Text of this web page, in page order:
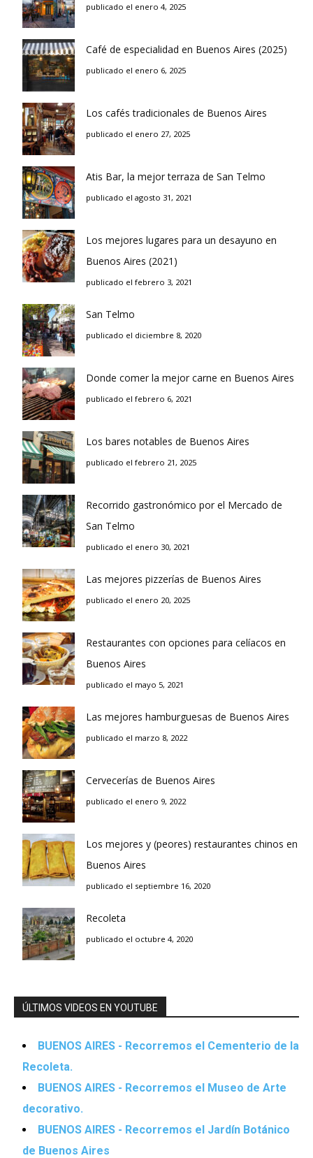
publicado el enero 4, 2025
Café de especialidad en Buenos Aires (2025)
publicado el enero 6, 2025
Los cafés tradicionales de Buenos Aires
publicado el enero 27, 2025
Atis Bar, la mejor terraza de San Telmo
publicado el agosto 31, 2021
Los mejores lugares para un desayuno en
Buenos Aires (2021)
publicado el febrero 3, 2021
San Telmo
publicado el diciembre 8, 2020
Donde comer la mejor carne en Buenos Aires
publicado el febrero 6, 2021
Los bares notables de Buenos Aires
publicado el febrero 21, 2025
Recorrido gastronómico por el Mercado de
San Telmo
publicado el enero 30, 2021
Las mejores pizzerías de Buenos Aires
publicado el enero 20, 2025
Restaurantes con opciones para celíacos en
Buenos Aires
publicado el mayo 5, 2021
Las mejores hamburguesas de Buenos Aires
publicado el marzo 8, 2022
Cervecerías de Buenos Aires
publicado el enero 9, 2022
Los mejores y (peores) restaurantes chinos en
Buenos Aires
publicado el septiembre 16, 2020
Recoleta
publicado el octubre 4, 2020
ÚLTIMOS VIDEOS EN YOUTUBE
BUENOS AIRES - Recorremos el Cementerio de la
Recoleta.
BUENOS AIRES - Recorremos el Museo de Arte
decorativo.
BUENOS AIRES - Recorremos el Jardín Botánico
de Buenos Aires